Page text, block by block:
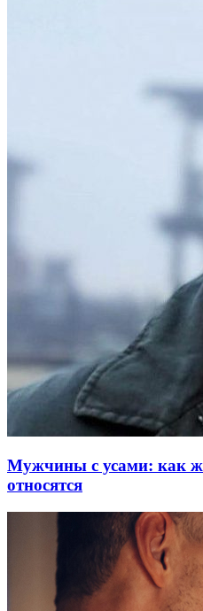
Мужчины с усами: как
относятся